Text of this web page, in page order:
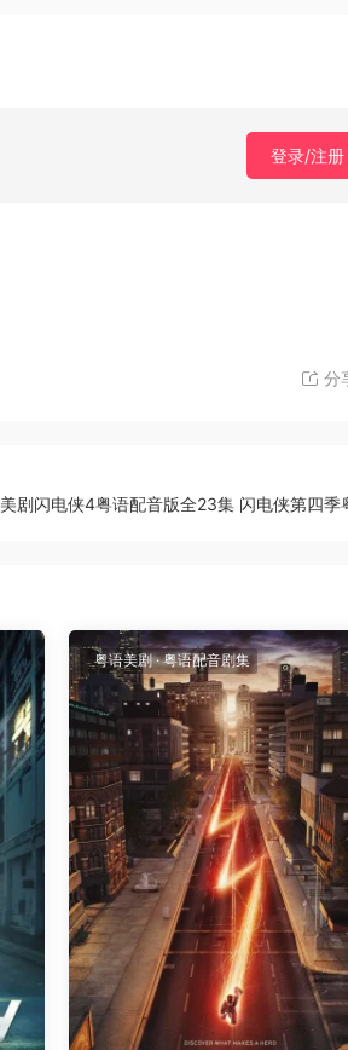
登录/注册
分
美剧闪电侠4粤语配音版全23集 闪电侠第四季
粤语美剧·粤语配音剧集